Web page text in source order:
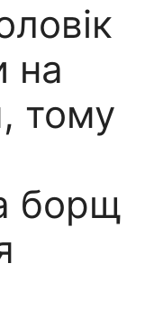
на
тому
борщ